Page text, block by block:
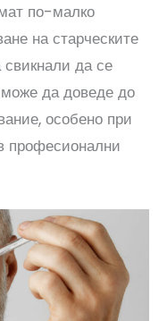
по-малко
на старческите
свикнали да се
да доведе до
особено при
професионални